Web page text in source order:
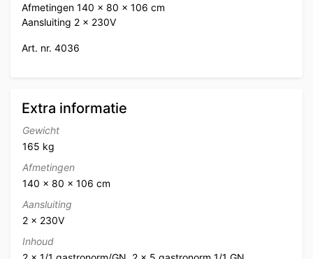
Afmetingen 140 x 80 x 106 cm
Aansluiting 2 x 230V
Art. nr. 4036
Extra informatie
Gewicht
165 kg
Afmetingen
140 × 80 × 106 cm
Aansluiting
2 x 230V
Inhoud